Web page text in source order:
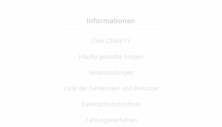
Informationen
Über CEMETY
Häufig gestellte Fragen
Veranstaltungen
Liste der Gemeinden und Benutzer
Datenschutzrichtlinie
Zahlungsverfahren